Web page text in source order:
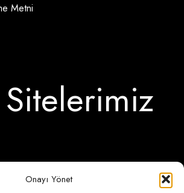
Onayı Yönet
Metni